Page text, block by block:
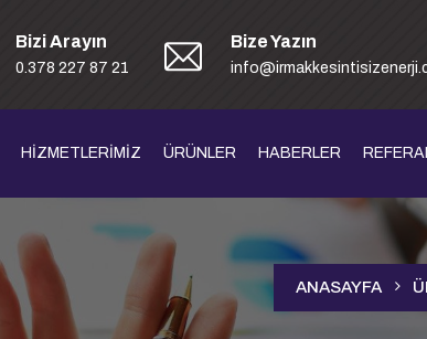
Bizi Arayın
0.378 227 87 21
Bize Yazın
HİZMETLERİMİZ ÜRÜNLER HABERLER
ANASAYFA